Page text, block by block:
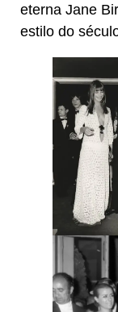
eterna Jane
estilo do